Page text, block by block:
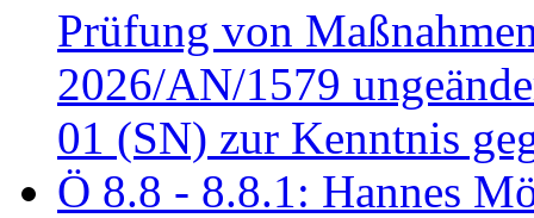
Prüfung von
2026/AN/1579
01 (SN) zur Kenntnis
Ö 8.8 - 8.8.1: Hannes